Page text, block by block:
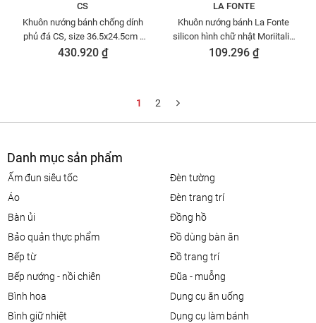
CS
Khuôn nướng bánh chống dính
phủ đá CS, size 36.5x24.5cm -
064327
430.920 ₫
LA FONTE
Khuôn nướng bánh La Fonte
silicon hình chữ nhật Moriitalia
YY20790
109.296 ₫
1 2
Danh mục sản phẩm
ấm đun siêu tốc
áo
bàn ủi
bảo quản thực phẩm
bếp từ
bếp nướng - nồi chiên
bình hoa
bình giữ nhiệt
đèn tường
đèn trang trí
đồng hồ
đồ dùng bàn ăn
đồ trang trí
đũa - muỗng
dụng cụ ăn uống
dụng cụ làm bánh